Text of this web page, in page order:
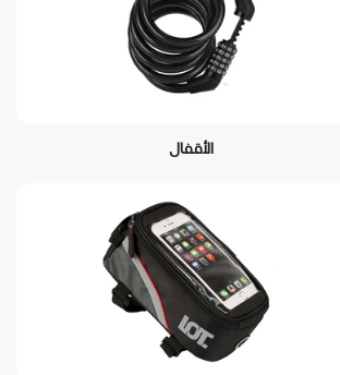
الأقفال